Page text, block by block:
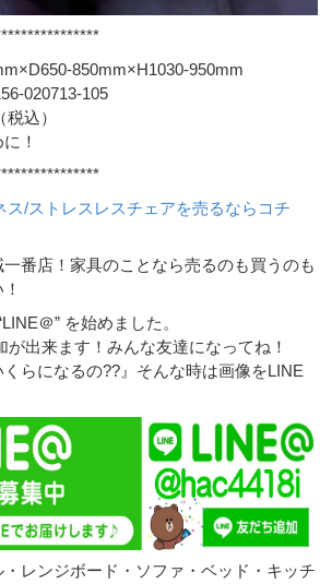
850mm×H1030-950mm
020713-105
込）
！
ス/ストレスレスチェアを売るならコチ
番店！家具のことなら売るのも買うのも
＠” を始めました。
出来ます！みんな友達になってね！
くらになるの??』そんな時は画像をLINE
レンジボード・ソファ・ベッド・キッチ